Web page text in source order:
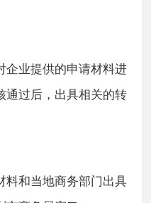
企业提供的申请材料进
通过后，出具相关的转
料和当地商务部门出具